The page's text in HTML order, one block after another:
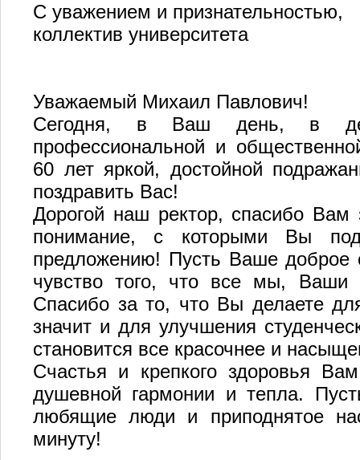
С уважением и признательностью,
коллектив университета
Уважаемый Михаил Павлович!
Сегодня, в Ваш день, в
профессиональной и
60 лет яркой, достойной
поздравить Вас!
Дорогой наш ректор, спасибо Вам
понимание, с которыми Вы
предложению! Пусть Ваше доброе
чувство того, что все мы,
Спасибо за то, что Вы делаете
значит и для улучшения
становится все красочнее и
Счастья и крепкого здоровья
душевной гармонии и тепла.
любящие люди и приподнятое
минуту!